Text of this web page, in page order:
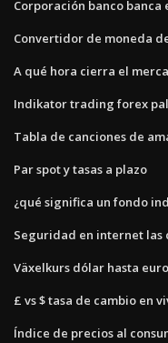
Corporación banco
Convertidor de moneda
A qué hora cierra el
Indikator trading forex
Tabla de canciones de
Par spot y tasas a plazo
¿qué significa un fondo
Seguridad en internet las
Växelkurs dólar hasta euro
£ vs $ tasa de cambio en
Índice de precios al